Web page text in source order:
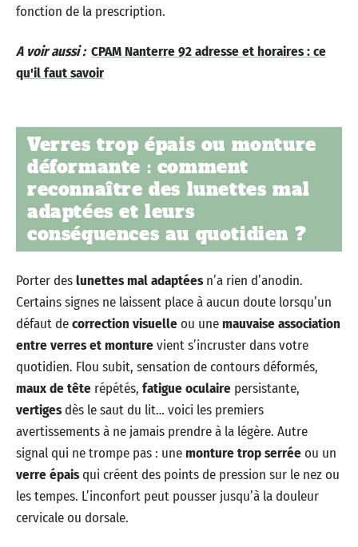
fonction de la prescription.
A voir aussi : CPAM Nanterre 92 adresse et horaires : ce
qu'il faut savoir
Verres trop épais ou monture
déformante : comment
reconnaître des lunettes mal
adaptées et leurs
conséquences au quotidien ?
Porter deslunettes mal adaptéesn’a rien d’anodin.
Certains signes ne laissent place à aucun doute lorsqu’un
défaut decorrection visuelleou unemauvaise association
entre verres et monturevient s’incruster dans votre
quotidien. Flou subit, sensation de contours déformés,
maux de tête répétés, fatigue oculaire persistante,
vertigesdès le saut du lit… voici les premiers
avertissements à ne jamais prendre à la légère. Autre
signal qui ne trompe pas : unemonture trop serréeou un
verre épaisqui créent des points de pression sur le nez ou
les tempes. L’inconfort peut pousser jusqu’à la douleur
cervicale ou dorsale.